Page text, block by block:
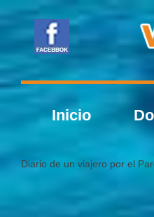
Inicio
Diario de un viajero por el